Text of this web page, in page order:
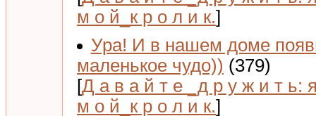
м о й_к р о л и к.]
Ура! И в нашем доме
маленькое чудо)) (379)
[Д а в а й т е _д р у ж и т ь:
м о й_к р о л и к.]